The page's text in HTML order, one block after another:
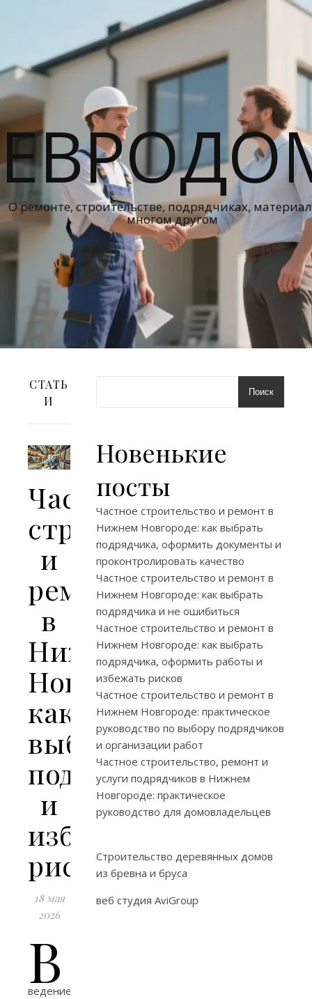
О ремонте, строительстве, подрядчиках,
многом другом
СТАТЬ
И
Частное
строительство
и
ремонт
в
Нижнем
Новгороде:
как
выбрать
подрядчика
и
избежать
рисков
18 мая
2026
В
ведение
Поиск
Новенькие
посты
Частное строительство и ремонт в
Нижнем Новгороде: как выбрать
подрядчика, оформить документы и
проконтролировать качество
Частное строительство и ремонт в
Нижнем Новгороде: как выбрать
подрядчика и не ошибиться
Частное строительство и ремонт в
Нижнем Новгороде: как выбрать
подрядчика, оформить работы и
избежать рисков
Частное строительство и ремонт в
Нижнем Новгороде: практическое
руководство по выбору подрядчиков
и организации работ
Частное строительство, ремонт и
услуги подрядчиков в Нижнем
Новгороде: практическое
руководство для домовладельцев
Строительство деревянных домов
из бревна и бруса
веб студия AviGroup